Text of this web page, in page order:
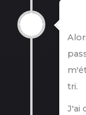
tri.
J'ai